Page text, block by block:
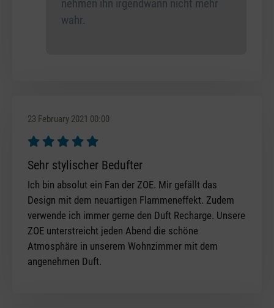
nehmen ihn irgendwann nicht mehr
wahr.
23 February 2021 00:00
Review with rating of 5 out of 5 stars
Sehr stylischer Bedufter
Ich bin absolut ein Fan der ZOE. Mir gefällt das
Design mit dem neuartigen Flammeneffekt. Zudem
verwende ich immer gerne den Duft Recharge. Unsere
ZOE unterstreicht jeden Abend die schöne
Atmosphäre in unserem Wohnzimmer mit dem
angenehmen Duft.